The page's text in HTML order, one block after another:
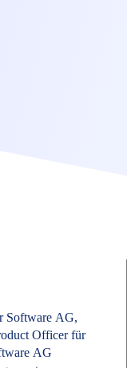
Software AG,
Officer für
AG